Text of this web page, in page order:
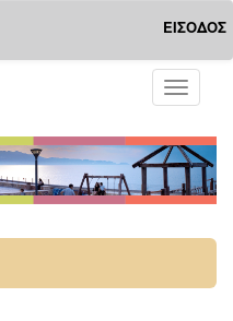
ΕΙΣΟΔΟΣ
Toggle